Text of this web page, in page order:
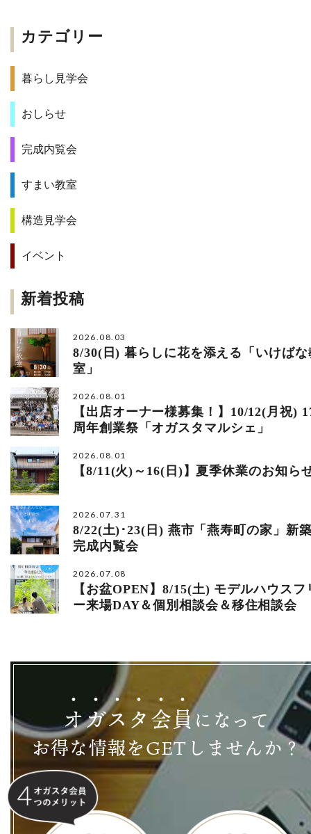
カテゴリー
暮らし見学会
おしらせ
完成内覧会
すまい教室
構造見学会
イベント
新着投稿
2026.08.03
8/30(日) 暮らしに花を添える「いけばな
室」
2026.08.01
【出店オーナー様募集！】10/12(月祝)
周年創業祭「オガスタマルシェ」
2026.08.01
【8/11(火)～16(日)】夏季休業のお知ら
2026.07.31
8/22(土)･23(日) 燕市「燕寿町の家」新
完成内覧会
2026.07.08
【お盆OPEN】8/15(土) モデルハウスフ
ー来場DAY＆個別相談会＆移住相談会
オガス タ会員になって
お得な情報をGETしませんか？